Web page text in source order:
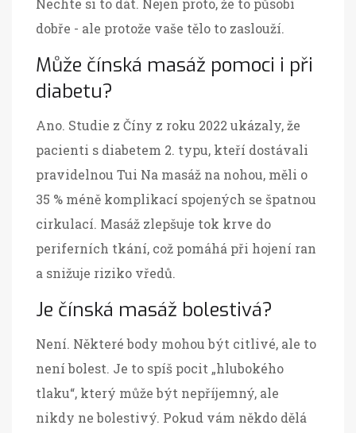
Nechte si to dát. Nejen proto, že to působí
dobře - ale protože vaše tělo to zaslouží.
Může čínská masáž pomoci i při
diabetu?
Ano. Studie z Číny z roku 2022 ukázaly, že
pacienti s diabetem 2. typu, kteří dostávali
pravidelnou Tui Na masáž na nohou, měli o
35 % méně komplikací spojených se špatnou
cirkulací. Masáž zlepšuje tok krve do
periferních tkání, což pomáhá při hojení ran
a snižuje riziko vředů.
Je čínská masáž bolestivá?
Není. Některé body mohou být citlivé, ale to
není bolest. Je to spíš pocit „hlubokého
tlaku“, který může být nepříjemný, ale
nikdy ne bolestivý. Pokud vám někdo dělá